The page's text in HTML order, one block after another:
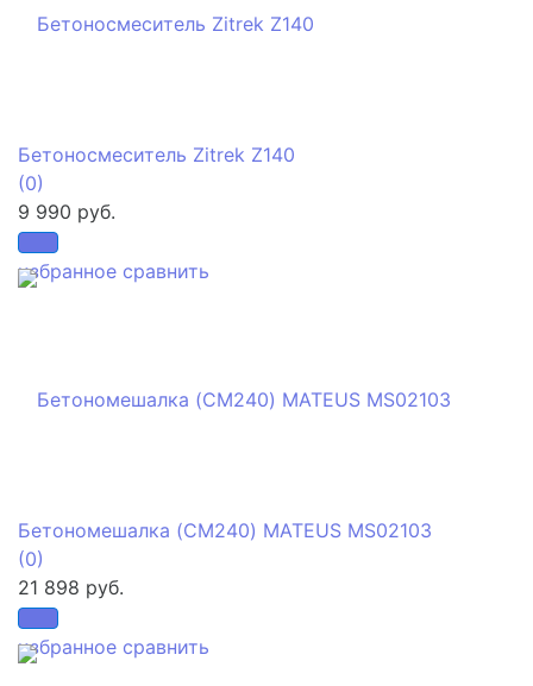
избранное сравнить
Бетоносмеситель Zitrek Z140
(0)
9 990 руб.
избранное сравнить
Бетономешалка (CM240) MATEUS MS02103
(0)
21 898 руб.